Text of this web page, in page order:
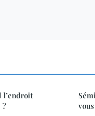
l’endroit